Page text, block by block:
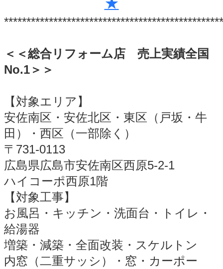
＜＜総合リフォーム店 売上実績全国
No.1 ＞＞
【対象エリア】
安佐南区・安佐北区・東区（戸坂・牛
田）・西区（一部除く）
〒731-0113
広島県広島市安佐南区西原5-2-1
ハイコーポ西原1階
【対象工事】
お風呂・キッチン・洗面台・トイレ・
給湯器
増築・減築・全面改装・スケルトン
内窓（二重サッシ）・窓・カーポー